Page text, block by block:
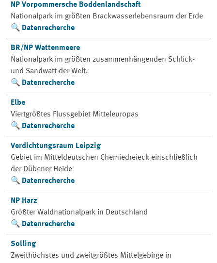
NP Vorpommersche Boddenlandschaft
Nationalpark im größten Brackwasserlebensraum der Erde
Datenrecherche
BR/NP Wattenmeere
Nationalpark im größten zusammenhängenden Schlick-
und Sandwatt der Welt.
Datenrecherche
Elbe
Viertgrößtes Flussgebiet Mitteleuropas
Datenrecherche
Verdichtungsraum Leipzig
Gebiet im Mitteldeutschen Chemiedreieck einschließlich
der Dübener Heide
Datenrecherche
NP Harz
Größter Waldnationalpark in Deutschland
Datenrecherche
Solling
Zweithöchstes und zweitgrößtes Mittelgebirge in